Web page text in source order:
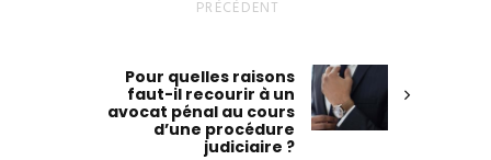
PRÉCÉDENT
Pour quelles raisons
faut-il recourir à un
avocat pénal au cours
d’une procédure
judiciaire ?